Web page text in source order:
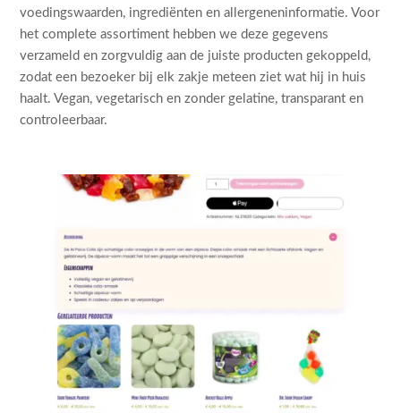
voedingswaarden, ingrediënten en allergeneninformatie. Voor
het complete assortiment hebben we deze gegevens
verzameld en zorgvuldig aan de juiste producten gekoppeld,
zodat een bezoeker bij elk zakje meteen ziet wat hij in huis
haalt. Vegan, vegetarisch en zonder gelatine, transparant en
controleerbaar.